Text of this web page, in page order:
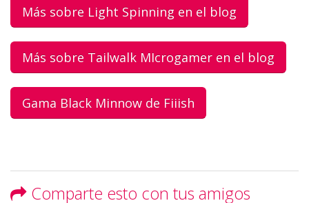
Más sobre Light Spinning en el blog
Más sobre Tailwalk MIcrogamer en el blog
Gama Black Minnow de Fiiish
Comparte esto con tus amigos